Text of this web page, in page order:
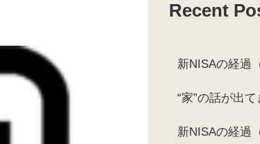
Recent
新NISAの経過
“家”の話が出て
新NISAの経過